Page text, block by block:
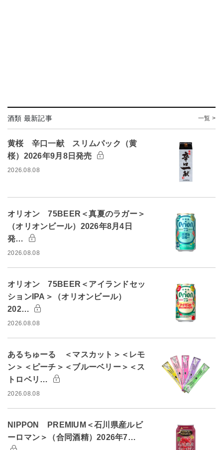
酒類 最新記事 一覧 >
黄桜 辛口一献 スリムパック（黄
桜）2026年9月8日発売
2026.08.08
オリオン 75BEER＜真夏のラガー＞
（オリオンビール）2026年8月4日
発…
2026.08.08
オリオン 75BEER＜アイランドセッ
ションIPA＞（オリオンビール）
202…
2026.08.08
あるちゅーる ＜マスカット＞＜レモ
ン＞＜ピーチ＞＜ブルーベリー＞＜ス
トロベリ…
2026.08.08
NIPPON PREMIUM＜石川県産ルビ
ーロマン＞（合同酒精）2026年7…